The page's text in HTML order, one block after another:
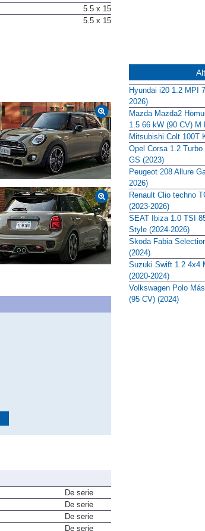
5.5 x 15
5.5 x 15
De serie
De serie
De serie
De serie
Hyundai i20 1.2 MPI
2026)
Mazda Mazda2
1.5 66 kW (90 CV) M
Mitsubishi Colt 100T
Opel Corsa 1.2
GS (2023)
Peugeot 208 Allure
2026)
Renault Clio techno
(2023-2026)
SEAT Ibiza 1.0 TSI
Style (2024-2026)
Skoda Fabia
(2024)
Suzuki Swift 1.2 4x4
(2020-2024)
Volkswagen Polo
(95 CV) (2024)